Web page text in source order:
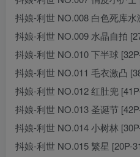
抖娘-利世 NO.008 白色死库
抖娘-利世 NO.009 水晶自拍
抖娘-利世 NO.010 下半球
抖娘-利世 NO.011 毛衣激凸
抖娘-利世 NO.012 红肚兜
抖娘-利世 NO.013 圣诞节
抖娘-利世 NO.014 小树林
抖娘-利世 NO.015 繁星 [20P-